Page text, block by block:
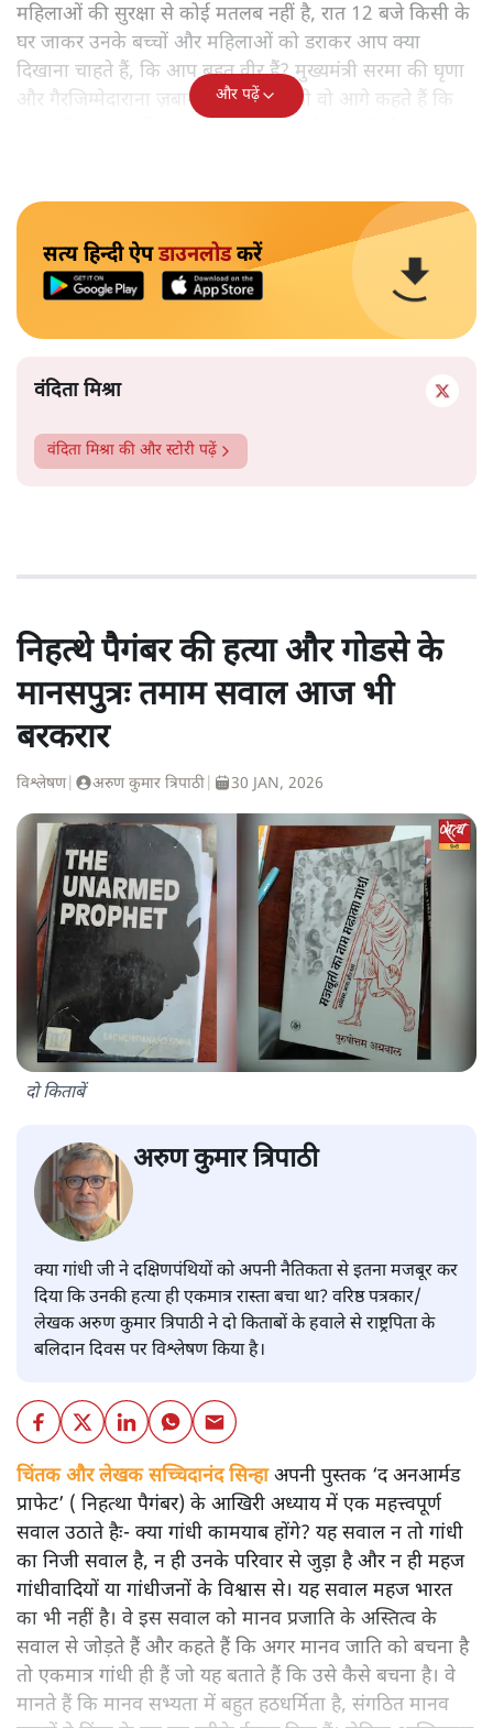
महिलाओं की सुरक्षा से कोई मतलब नहीं है, रात 12 बजे किसी के
घर जाकर उनके बच्चों और महिलाओं को डराकर आप क्या
दिखाना चाहते हैं, कि आप बहुत वीर हैं? मुख्यमंत्री सरमा की घृणा
और गैरजिम्मेदाराना ज़बान यहीं नहीं रुकती वो आगे कहते हैं कि
और पढ़ें
सत्य हिन्दी ऐपडाउनलोडकरें
वंदिता मिश्रा
वंदिता मिश्रा की और स्टोरी पढ़ें
निहत्थे पैगंबर की हत्या और गोडसे के
मानसपुत्रः तमाम सवाल आज भी
बरकरार
विश्लेषण| अरुण कुमार त्रिपाठी 30 JAN, 2026
दो किताबें
अरुण कुमार त्रिपाठी
क्या गांधी जी ने दक्षिणपंथियों को अपनी नैतिकता से इतना मजबूर कर
दिया कि उनकी हत्या ही एकमात्र रास्ता बचा था? वरिष्ठ पत्रकार/
लेखक अरुण कुमार त्रिपाठी ने दो किताबों के हवाले से राष्ट्रपिता के
बलिदान दिवस पर विश्लेषण किया है।
चिंतक और लेखक सच्चिदानंद सिन्हाअपनी पुस्तक ‘द अनआर्मड
प्राफेट’ ( निहत्था पैगंबर) के आखिरी अध्याय में एक महत्त्वपूर्ण
सवाल उठाते हैः- क्या गांधी कामयाब होंगे? यह सवाल न तो गांधी
का निजी सवाल है, न ही उनके परिवार से जुड़ा है और न ही महज
गांधीवादियों या गांधीजनों के विश्वास से। यह सवाल महज भारत
का भी नहीं है। वे इस सवाल को मानव प्रजाति के अस्तित्व के
सवाल से जोड़ते हैं और कहते हैं कि अगर मानव जाति को बचना है
तो एकमात्र गांधी ही हैं जो यह बताते हैं कि उसे कैसे बचना है। वे
मानते हैं कि मानव सभ्यता में बहुत हठधर्मिता है, संगठित मानव